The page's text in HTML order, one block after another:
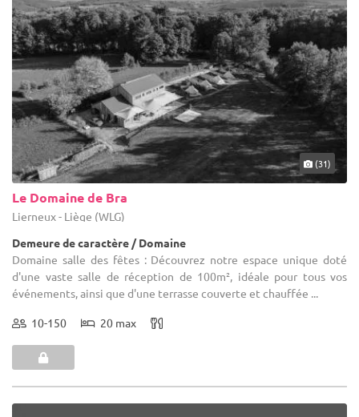
(31)
Le Domaine de Bra
Lierneux - Liège (WLG)
Demeure de caractère / Domaine
Domaine salle des fêtes : Découvrez notre espace unique doté
d'une vaste salle de réception de 100m², idéale pour tous vos
événements, ainsi que d'une terrasse couverte et chauffée ...
10-150 20 max